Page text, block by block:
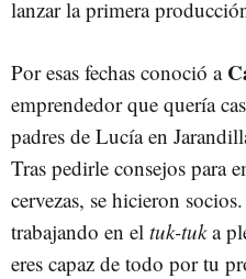
lanzar la primera
Por esas fechas conoció a
emprendedor que quería
padres de Lucía en
Tras pedirle consejos para
cervezas, se hicieron
trabajando en el tuk-tuka
eres capaz de todo por tu